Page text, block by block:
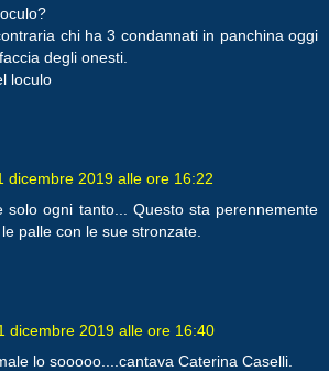
chi ha 3 condannati in panchina oggi
degli onesti.
loculo
dicembre 2019 alle ore 16:22
solo ogni tanto... Questo sta perennemente
palle con le sue stronzate.
dicembre 2019 alle ore 16:40
lo sooooo....cantava Caterina Caselli.